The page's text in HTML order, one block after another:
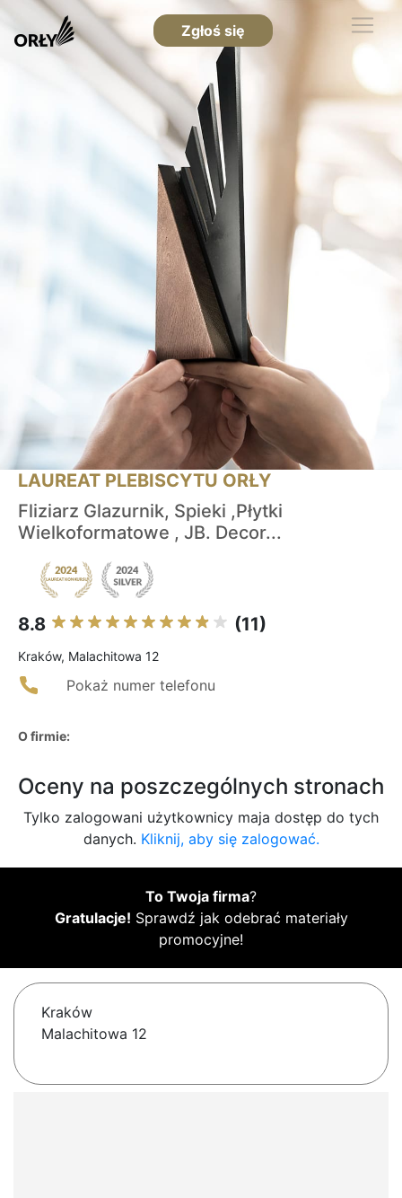
Zgłoś się
LAUREAT PLEBISCYTU ORŁY
Fliziarz Glazurnik, Spieki ,Płytki
Wielkoformatowe , JB. Decor...
8.8 (11)
Kraków, Malachitowa 12
Pokaż numer telefonu
O firmie:
Oceny na poszczególnych stronach
Tylko zalogowani użytkownicy maja dostęp do tych
danych. Kliknij, aby się zalogować.
To Twoja firma?
Gratulacje! Sprawdź jak odebrać materiały
promocyjne!
Kraków
Malachitowa 12